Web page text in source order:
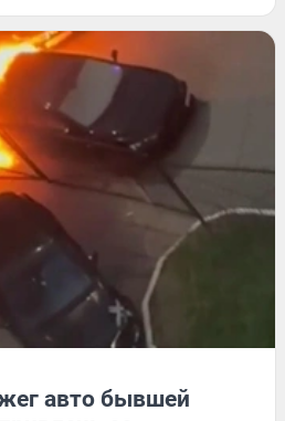
авто бывшей